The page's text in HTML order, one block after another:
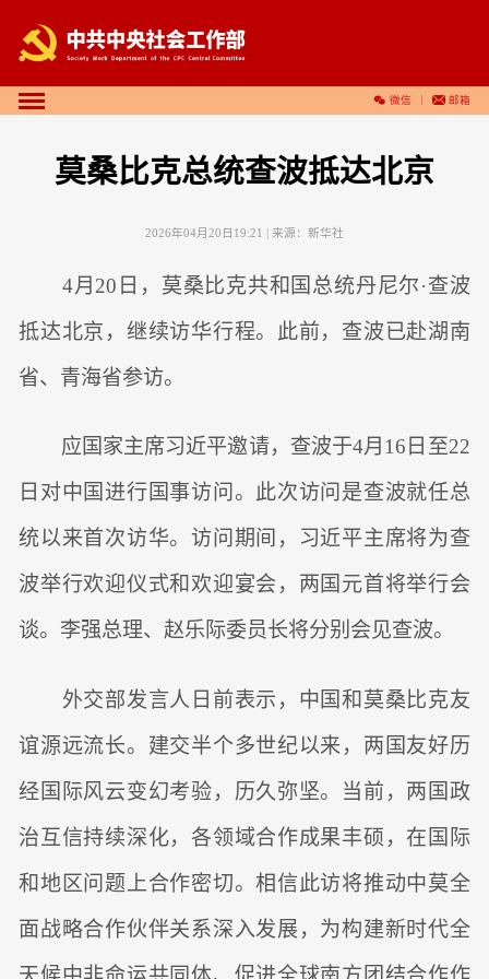
微信 邮箱
莫桑比克总统查波抵达北京
2026年04月20日19:21 | 来源： 新华社
4月20日，莫桑比克共和国总统丹尼尔·查波
抵达北京，继续访华行程。此前，查波已赴湖南
省、青海省参访。
应国家主席习近平邀请，查波于4月16日至22
日对中国进行国事访问。此次访问是查波就任总
统以来首次访华。访问期间，习近平主席将为查
波举行欢迎仪式和欢迎宴会，两国元首将举行会
谈。李强总理、赵乐际委员长将分别会见查波。
外交部发言人日前表示，中国和莫桑比克友
谊源远流长。建交半个多世纪以来，两国友好历
经国际风云变幻考验，历久弥坚。当前，两国政
治互信持续深化，各领域合作成果丰硕，在国际
和地区问题上合作密切。相信此访将推动中莫全
面战略合作伙伴关系深入发展，为构建新时代全